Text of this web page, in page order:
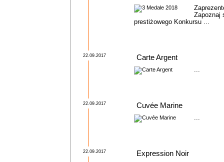
Zapoznaj
prestiżowego Konkursu ...
22.09.2017 Carte Argent
...
22.09.2017 Cuvée Marine
...
22.09.2017 Expression Noir